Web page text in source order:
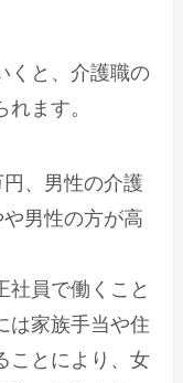
くと、介護職の
ます。
、男性の介護
男性の方が高
社員で働くこと
は家族手当や住
ことにより、女